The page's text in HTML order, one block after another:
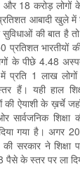
और 18 करोड़ लोगों
आबादी खुले में
की बात है तो
प्रतिशत भारतीयों
के पीछे 4.48
में प्रति 1 लाख
हैं। यही हाल
ऐयाशी के ख़र्चे
सार्वजनिक शिक्षा
गया है। अगर
सरकार ने शिक्षा
पैसे के स्तर पर ला